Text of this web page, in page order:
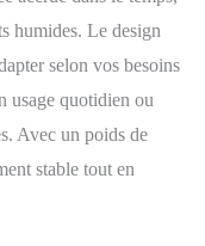
sur le sol.
sur pied
dans des cartons
de qualité
humides. Le design
selon vos besoins
usage quotidien ou
Avec un poids de
stable tout en